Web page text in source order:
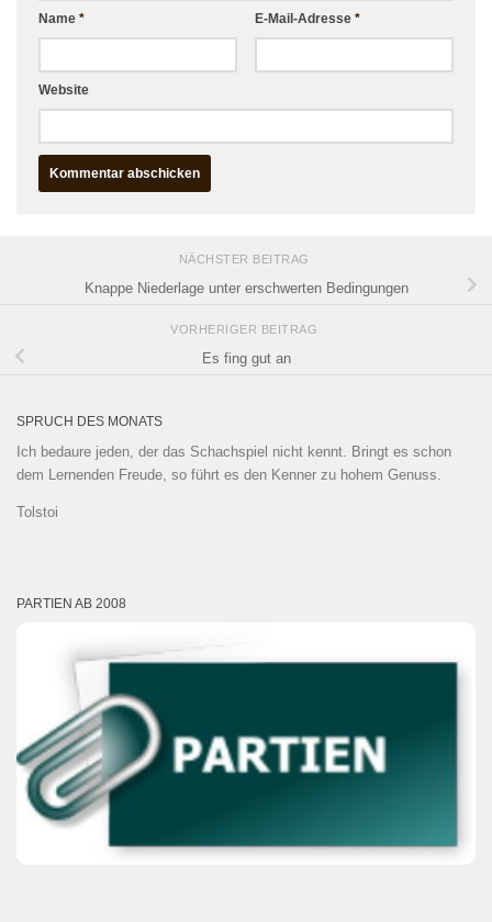
Name * E-Mail-Adresse *
Website
NÄCHSTER BEITRAG
Knappe Niederlage unter erschwerten Bedingungen
VORHERIGER BEITRAG
Es fing gut an
SPRUCH DES MONATS
Ich bedaure jeden, der das Schachspiel nicht kennt. Bringt es schon
dem Lernenden Freude, so führt es den Kenner zu hohem Genuss.
Tolstoi
PARTIEN AB 2008